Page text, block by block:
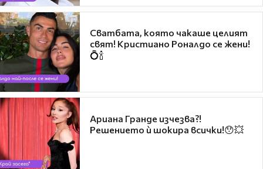
Сватбата, която чакаше целият
свят! Кристиано Роналдо се жени!
💍🍾
Ариана Гранде изчезва?!
Решението ѝ шокира всички!😯💥